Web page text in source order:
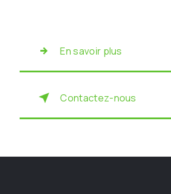
En savoir plus
Contactez-nous